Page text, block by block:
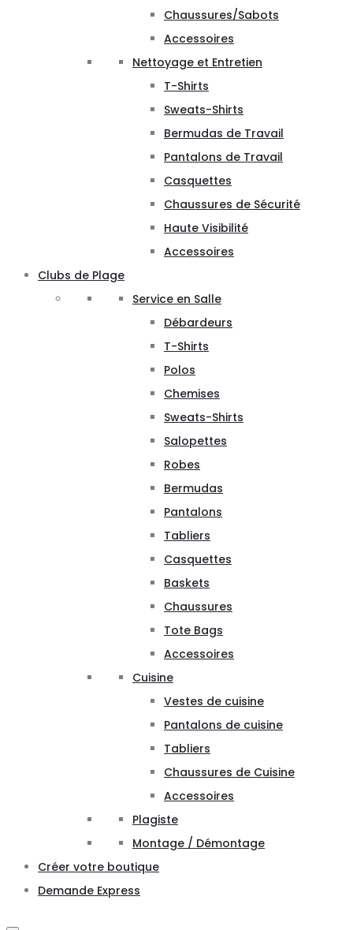
Chaussures/Sabots
Accessoires
Nettoyage et Entretien
T-Shirts
Sweats-Shirts
Bermudas de Travail
Pantalons de Travail
Casquettes
Chaussures de Sécurité
Haute Visibilité
Accessoires
Clubs de Plage
Service en Salle
Débardeurs
T-Shirts
Polos
Chemises
Sweats-Shirts
Salopettes
Robes
Bermudas
Pantalons
Tabliers
Casquettes
Baskets
Chaussures
Tote Bags
Accessoires
Cuisine
Vestes de cuisine
Pantalons de cuisine
Tabliers
Chaussures de Cuisine
Accessoires
Plagiste
Montage / Démontage
Créer votre boutique
Demande Express